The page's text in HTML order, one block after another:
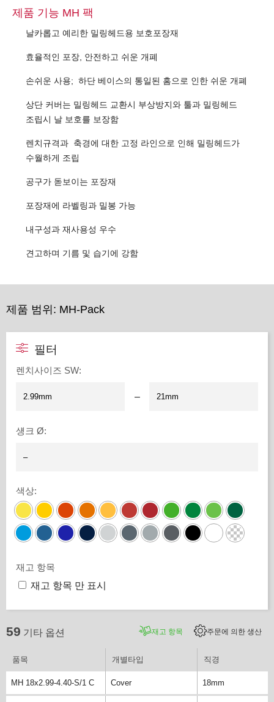
제품 기능 MH 팩
날카롭고 예리한 밀링헤드용 보호포장재
효율적인 포장, 안전하고 쉬운 개폐
손쉬운 사용; 하단 베이스의 통일된 홈으로 인한 쉬운 개폐
상단 커버는 밀링헤드 교환시 부상방지와 툴과 밀링헤드
조립시 날 보호를 보장함
렌치규격과 축경에 대한 고정 라인으로 인해 밀링헤드가
수월하게 조립
공구가 돋보이는 포장재
포장재에 라벨링과 밀봉 가능
내구성과 재사용성 우수
견고하며 기름 및 습기에 강함
제품 범위: MH-Pack
필터
렌치사이즈 SW:
–
섕크 Ø:
색상:
재고 항목
재고 항목 만 표시
59 기타 옵션 재고 항목 주문에 의한 생산
품목 개별타입 직경
MH 18x2.99-4.40-S/1 C Cover 18mm